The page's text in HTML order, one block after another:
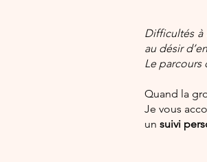
Difficultés à
au désir
Le
Quand la
Je vous
un suivi